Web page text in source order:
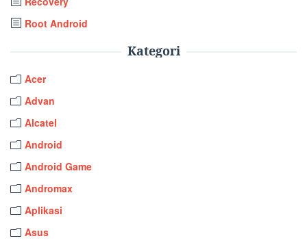
Root Android
Kategori
Acer
Advan
Alcatel
Android
Android Game
Andromax
Aplikasi
Asus